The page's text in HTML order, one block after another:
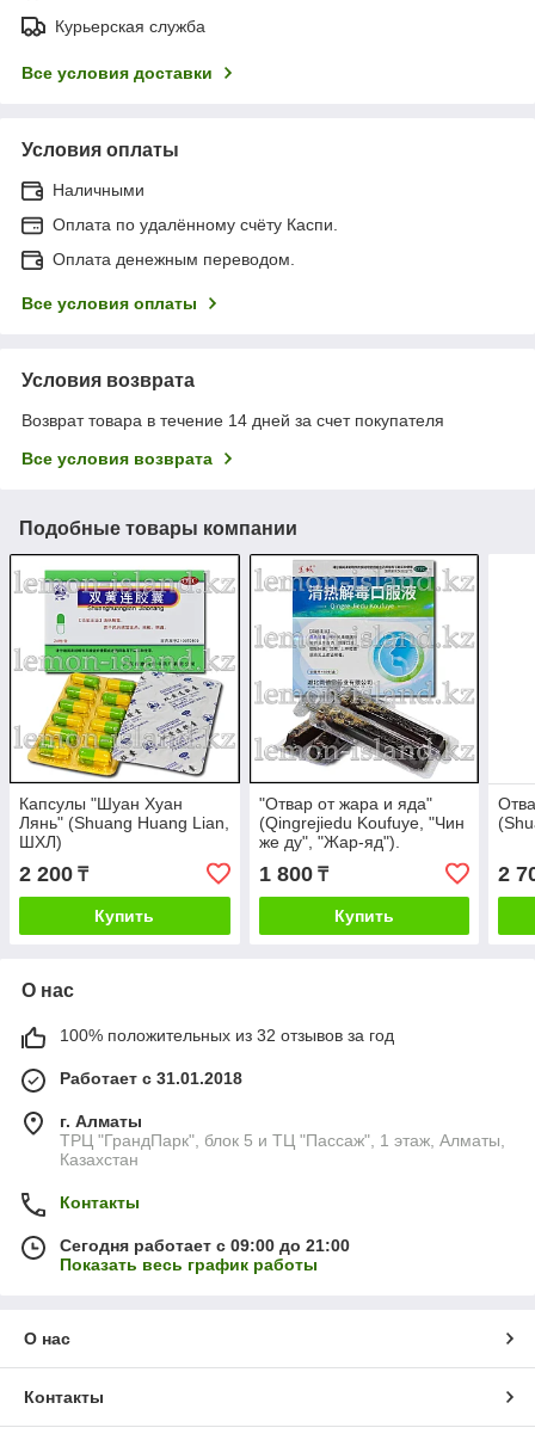
Курьерская служба
Все условия доставки
Условия оплаты
Наличными
Оплата по удалённому счёту Каспи.
Оплата денежным переводом.
Все условия оплаты
Условия возврата
Возврат товара в течение 14 дней за счет покупателя
Все условия возврата
Подобные товары компании
Капсулы "Шуан Хуан
Лянь" (Shuang Huang Lian,
ШХЛ)
2 200 ₸
Купить
"Отвар от жара и яда"
(Qingrejiedu Koufuye, "Чин
же ду", "Жар-яд").
1 800₸
Купить
2
О нас
100% положительных из 32 отзывов за год
Работает с 31.01.2018
г. Алматы
ТРЦ "ГрандПарк", блок 5 и ТЦ "Пассаж", 1 этаж, Алматы,
Казахстан
Контакты
Сегодня работает с 09:00 до 21:00
Показать весь график работы
О нас
Контакты